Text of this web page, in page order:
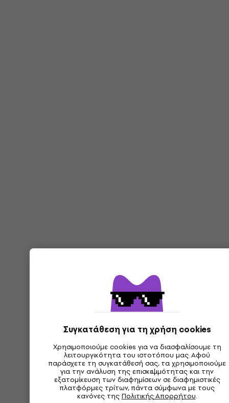
Συγκατάθεση για τη χρήση cookies
Χρησιμοποιούμε cookies για να διασφαλίσουμε τη
λειτουργικότητα του ιστοτόπου μας. Αφού
παράσχετε τη συγκατάθεσή σας, τα χρησιμοποιούμε
για την ανάλυση της επισκεψιμότητας και την
εξατομίκευση των διαφημίσεων σε διαφημιστικές
πλατφόρμες τρίτων, πάντα σύμφωνα με τους
κανόνες τηςΠολιτικής Απορρήτου.